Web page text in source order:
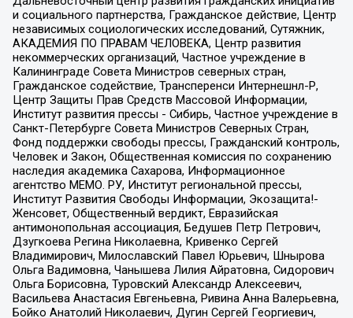
и социального партнерства, Гражданское действие, Центр
независимых социологических исследований, Сутяжник,
АКАДЕМИЯ ПО ПРАВАМ ЧЕЛОВЕКА, Центр развития
некоммерческих организаций, Частное учреждение в
Калининграде Совета Министров северных стран,
Гражданское содействие, Трансперенси Интернешнл-Р,
Центр Защиты Прав Средств Массовой Информации,
Институт развития прессы - Сибирь, Частное учреждение в
Санкт-Петербурге Совета Министров Северных Стран,
Фонд поддержки свободы прессы, Гражданский контроль,
Человек и Закон, Общественная комиссия по сохранению
наследия академика Сахарова, Информационное
агентство МЕМО. РУ, Институт региональной прессы,
Институт Развития Свободы Информации, Экозащита!-
Женсовет, Общественный вердикт, Евразийская
антимонопольная ассоциация, Бедушев Петр Петрович,
Дзугкоева Регина Николаевна, Кривенко Сергей
Владимирович, Милославский Павел Юрьевич, Шнырова
Ольга Вадимовна, Чанышева Лилия Айратовна, Сидорович
Ольга Борисовна, Туровский Александр Алексеевич,
Васильева Анастасия Евгеньевна, Ривина Анна Валерьевна,
Бойко Анатолий Николаевич, Дугин Сергей Георгиевич,